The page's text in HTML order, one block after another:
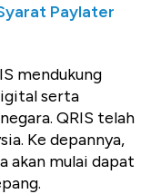
Paylater
mendukung
serta
QRIS telah
Ke depannya,
akan mulai dapat